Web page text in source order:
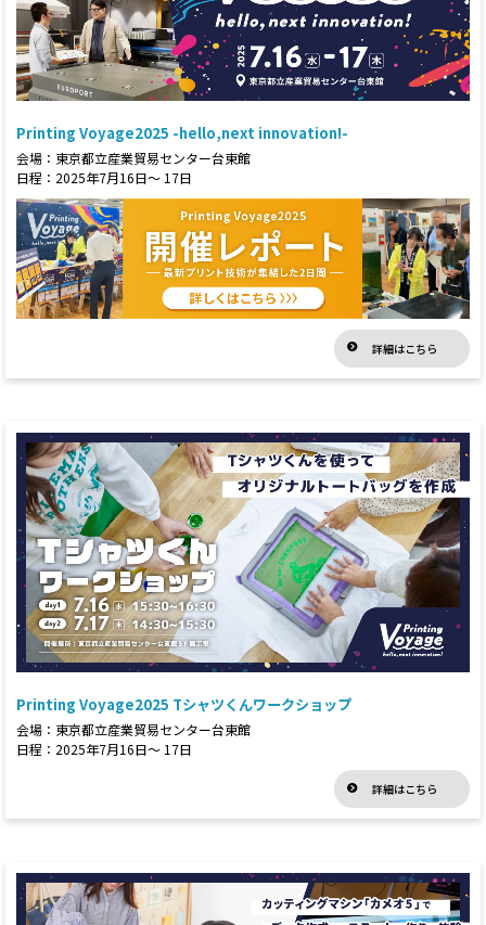
Printing Voyage2025 -hello,next innovation!-
会場：東京都立産業貿易センター台東館
日程：2025年7月16日～ 17日
詳細はこちら
Printing Voyage2025 Tシャツくんワークショップ
会場：東京都立産業貿易センター台東館
日程：2025年7月16日～ 17日
詳細はこちら